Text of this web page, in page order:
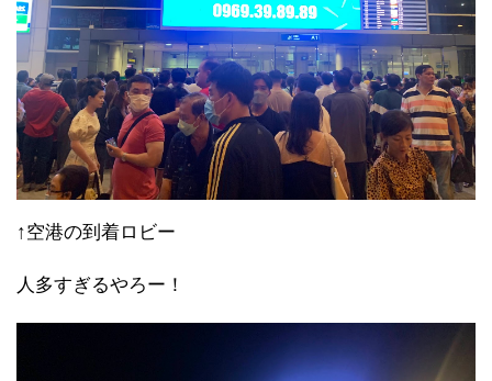
↑空港の到着ロビー
人多すぎるやろー！